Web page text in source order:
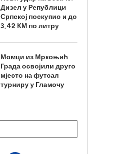
Дизел у Републици
Српској поскупио и до
3,42 КМ по литру
Момци из Мркоњић
Града освојили друго
мјесто на футсал
турниру у Гламочу